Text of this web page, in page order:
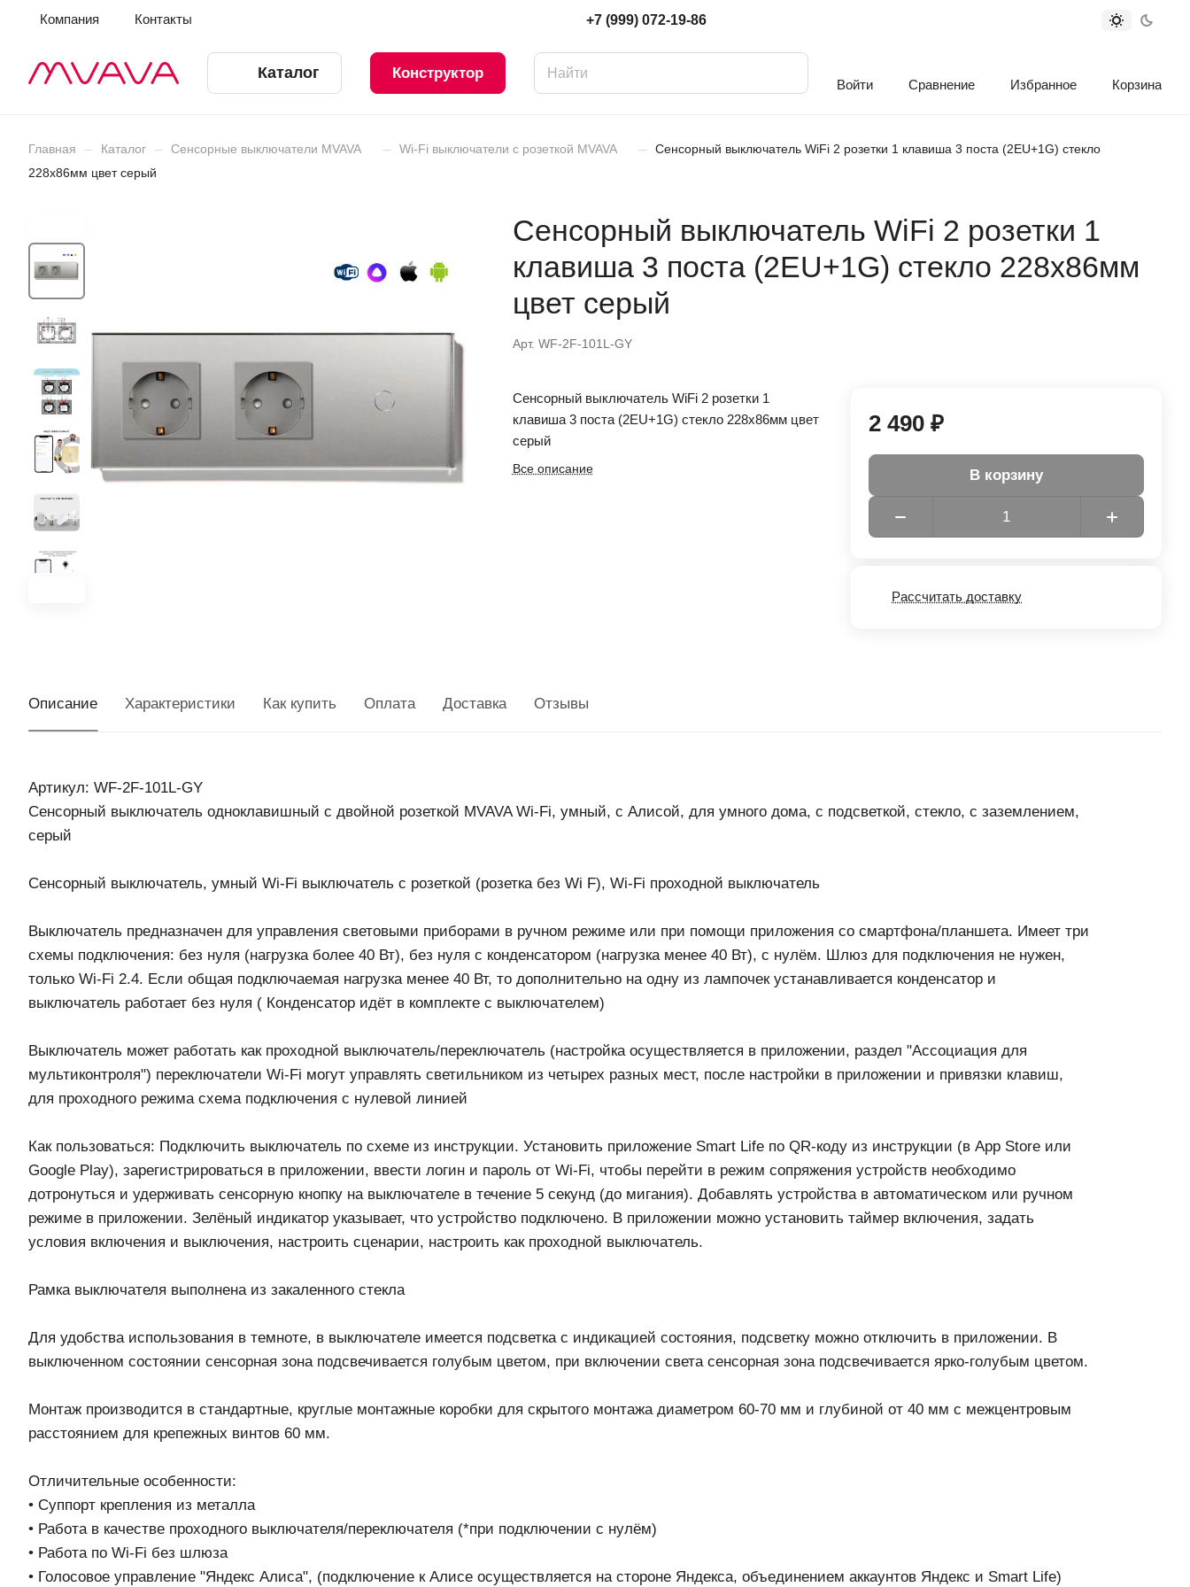
Компания Контакты +7 (999) 072-19-86
Каталог Конструктор
Войти Сравнение Избранное Корзина
Главная – Каталог – Сенсорные выключатели MVAVA – Wi-Fi выключатели с розеткой MVAVA –
Сенсорный выключатель WiFi 2 розетки 1 клавиша 3 поста (2EU+1G) стекло
228х86мм цвет серый
Сенсорный выключатель WiFi 2 розетки 1
клавиша 3 поста (2EU+1G) стекло 228х86мм
цвет серый
Арт. WF-2F-101L-GY
Сенсорный выключатель WiFi 2 розетки 1
клавиша 3 поста (2EU+1G) стекло 228х86мм цвет
серый
Все описание
2 490 ₽
В корзину
Рассчитать доставку
Описание Характеристики Как купить Оплата Доставка Отзывы
Артикул: WF-2F-101L-GY
Сенсорный выключатель одноклавишный с двойной розеткой MVAVA Wi-Fi, умный, с Алисой, для умного дома, с подсветкой, стекло, с заземлением,
серый
Сенсорный выключатель, умный Wi-Fi выключатель с розеткой (розетка без Wi F), Wi-Fi проходной выключатель
Выключатель предназначен для управления световыми приборами в ручном режиме или при помощи приложения со смартфона/планшета. Имеет три
схемы подключения: без нуля (нагрузка более 40 Вт), без нуля с конденсатором (нагрузка менее 40 Вт), с нулём. Шлюз для подключения не нужен,
только Wi-Fi 2.4. Если общая подключаемая нагрузка менее 40 Вт, то дополнительно на одну из лампочек устанавливается конденсатор и
выключатель работает без нуля ( Конденсатор идёт в комплекте с выключателем)
Выключатель может работать как проходной выключатель/переключатель (настройка осуществляется в приложении, раздел "Ассоциация для
мультиконтроля") переключатели Wi-Fi могут управлять светильником из четырех разных мест, после настройки в приложении и привязки клавиш,
для проходного режима схема подключения с нулевой линией
Как пользоваться: Подключить выключатель по схеме из инструкции. Установить приложение Smart Life по QR-коду из инструкции (в App Store или
Google Play), зарегистрироваться в приложении, ввести логин и пароль от Wi-Fi, чтобы перейти в режим сопряжения устройств необходимо
дотронуться и удерживать сенсорную кнопку на выключателе в течение 5 секунд (до мигания). Добавлять устройства в автоматическом или ручном
режиме в приложении. Зелёный индикатор указывает, что устройство подключено. В приложении можно установить таймер включения, задать
условия включения и выключения, настроить сценарии, настроить как проходной выключатель.
Рамка выключателя выполнена из закаленного стекла
Для удобства использования в темноте, в выключателе имеется подсветка с индикацией состояния, подсветку можно отключить в приложении. В
выключенном состоянии сенсорная зона подсвечивается голубым цветом, при включении света сенсорная зона подсвечивается ярко-голубым цветом.
Монтаж производится в стандартные, круглые монтажные коробки для скрытого монтажа диаметром 60-70 мм и глубиной от 40 мм с межцентровым
расстоянием для крепежных винтов 60 мм.
Отличительные особенности:
• Суппорт крепления из металла
• Работа в качестве проходного выключателя/переключателя (*при подключении с нулём)
• Работа по Wi-Fi без шлюза
• Голосовое управление "Яндекс Алиса", (подключение к Алисе осуществляется на стороне Яндекса, объединением аккаунтов Яндекс и Smart Life)